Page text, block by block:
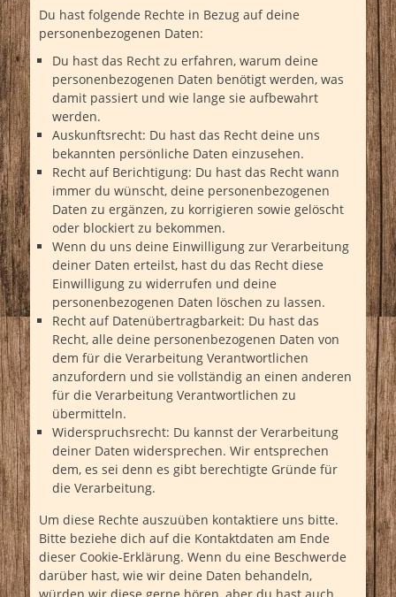
Du hast folgende Rechte in Bezug auf deine
personenbezogenen Daten:
Du hast das Recht zu erfahren, warum deine
personenbezogenen Daten benötigt werden, was
damit passiert und wie lange sie aufbewahrt
werden.
Auskunftsrecht: Du hast das Recht deine uns
bekannten persönliche Daten einzusehen.
Recht auf Berichtigung: Du hast das Recht wann
immer du wünscht, deine personenbezogenen
Daten zu ergänzen, zu korrigieren sowie gelöscht
oder blockiert zu bekommen.
Wenn du uns deine Einwilligung zur Verarbeitung
deiner Daten erteilst, hast du das Recht diese
Einwilligung zu widerrufen und deine
personenbezogenen Daten löschen zu lassen.
Recht auf Datenübertragbarkeit: Du hast das
Recht, alle deine personenbezogenen Daten von
dem für die Verarbeitung Verantwortlichen
anzufordern und sie vollständig an einen anderen
für die Verarbeitung Verantwortlichen zu
übermitteln.
Widerspruchsrecht: Du kannst der Verarbeitung
deiner Daten widersprechen. Wir entsprechen
dem, es sei denn es gibt berechtigte Gründe für
die Verarbeitung.
Um diese Rechte auszuüben kontaktiere uns bitte.
Bitte beziehe dich auf die Kontaktdaten am Ende
dieser Cookie-Erklärung. Wenn du eine Beschwerde
darüber hast, wie wir deine Daten behandeln,